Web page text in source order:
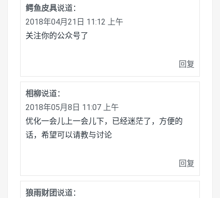
鳄鱼皮具说道：
2018年04月21日 11:12 上午
关注你的公众号了
回复
相柳说道：
2018年05月8日 11:07 上午
优化一会儿上一会儿下，已经迷茫了，方便的
话，希望可以请教与讨论
回复
狼雨财团说道：